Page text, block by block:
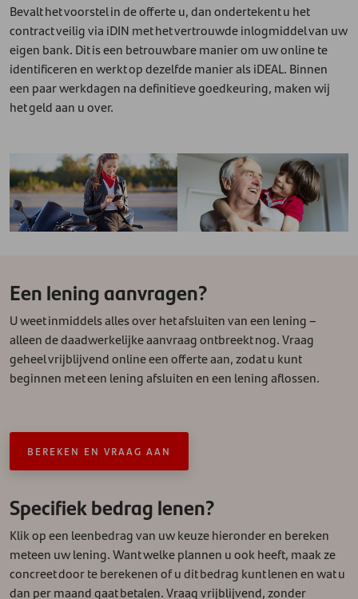
Bevalt het voorstel in de offerte u, dan ondertekent u het
contract veilig via iDIN met het vertrouwde inlogmiddel van uw
eigen bank. Dit is een betrouwbare manier om uw online te
identificeren en werkt op dezelfde manier als iDEAL. Binnen
een paar werkdagen na definitieve goedkeuring, maken wij
het geld aan u over.
Een lening aanvragen?
U weet inmiddels alles over het afsluiten van een lening –
alleen de daadwerkelijke aanvraag ontbreekt nog. Vraag
geheel vrijblijvend online een offerte aan, zodat u kunt
beginnen met een lening afsluiten en een lening aflossen.
BEREKEN EN VRAAG AAN
Specifiek bedrag lenen?
Klik op een leenbedrag van uw keuze hieronder en bereken
meteen uw lening. Want welke plannen u ook heeft, maak ze
concreet door te berekenen of u dit bedrag kunt lenen en wat u
dan per maand gaat betalen. Vraag vrijblijvend, zonder